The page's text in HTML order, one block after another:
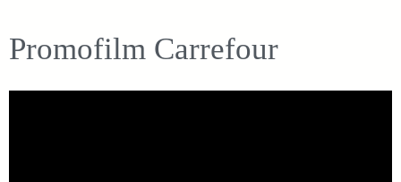
Promofilm Carrefour